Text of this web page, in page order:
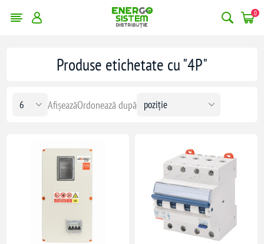
0
Produse etichetate cu "4P"
Ordonează după
Afișează